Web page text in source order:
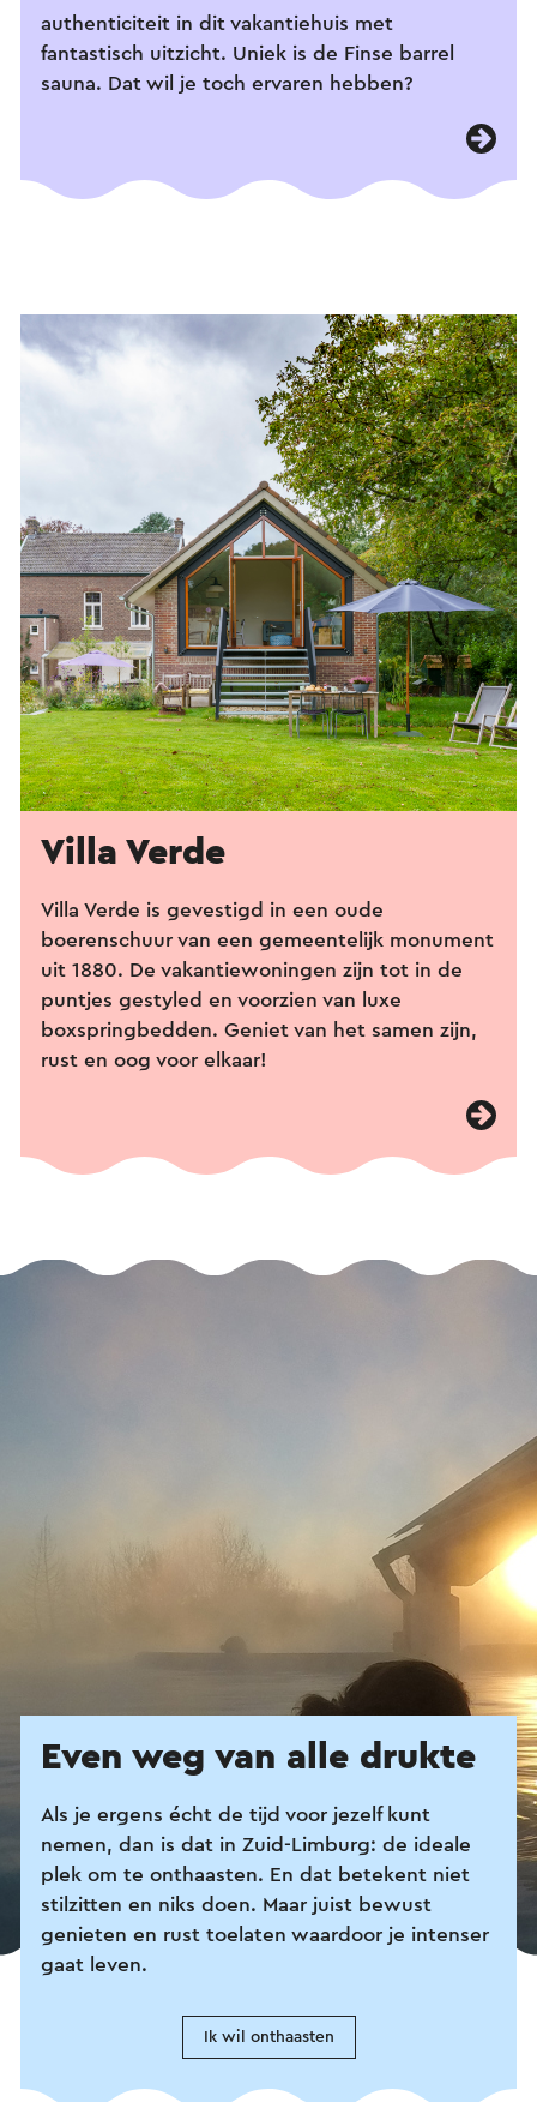
authenticiteit in dit vakantiehuis met
fantastisch uitzicht. Uniek is de Finse barrel
sauna. Dat wil je toch ervaren hebben?
Villa Verde
Villa Verde is gevestigd in een oude
boerenschuur van een gemeentelijk monument
uit 1880. De vakantiewoningen zijn tot in de
puntjes gestyled en voorzien van luxe
boxspringbedden. Geniet van het samen zijn,
rust en oog voor elkaar!
Even weg van alle drukte
Als je ergens écht de tijd voor jezelf kunt
nemen, dan is dat in Zuid-Limburg: de ideale
plek om te onthaasten. En dat betekent niet
stilzitten en niks doen. Maar juist bewust
genieten en rust toelaten waardoor je intenser
gaat leven.
Ik wil onthaasten